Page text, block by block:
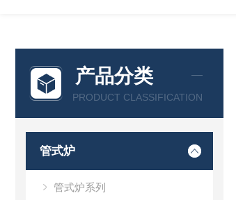
产品分类
PRODUCT CLASSIFICATION
管式炉
管式炉系列